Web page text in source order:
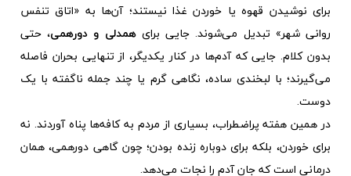
برای نوشیدن قهوه یا خوردن غذا نیستند؛ آن‌ها به «اتاق تنفس
روانی شهر» تبدیل می‌شوند. جایی برایهمدلی و دورهمی، حتی
بدون کلام. جایی که آدم‌ها در کنار یکدیگر، از تنهایی بحران فاصله
می‌گیرند؛ با لبخندی ساده، نگاهی گرم یا چند جمله ناگفته با یک
دوست.
در همین هفته پراضطراب، بسیاری از مردم به کافه‌ها پناه آوردند. نه
برای خوردن، بلکه برای دوباره زنده بودن؛ چون گاهی دورهمی، همان
درمانی است که جان آدم را نجات می‌دهد.